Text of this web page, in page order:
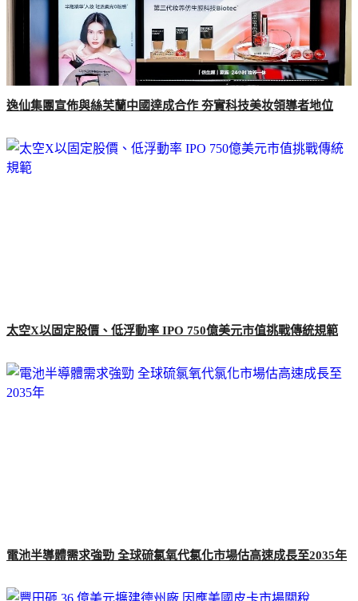
逸仙集團宣佈與絲芙蘭中國達成合作 夯實科技美妆領導者地位
太空X以固定股價、低浮動率 IPO 750億美元市值挑戰傳統規範
電池半導體需求強勁 全球硫氯氧代氯化市場估高速成長至2035年